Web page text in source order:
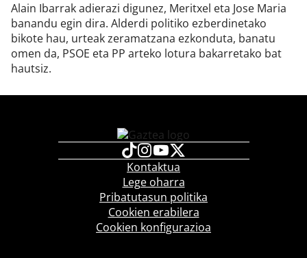
Alain Ibarrak adierazi digunez, Meritxel eta Jose Maria
banandu egin dira. Alderdi politiko ezberdinetako
bikote hau, urteak zeramatzana ezkonduta, banatu
omen da, PSOE eta PP arteko lotura bakarretako bat
hautsiz.
Kontaktua
Lege oharra
Pribatutasun politika
Cookien erabilera
Cookien konfigurazioa